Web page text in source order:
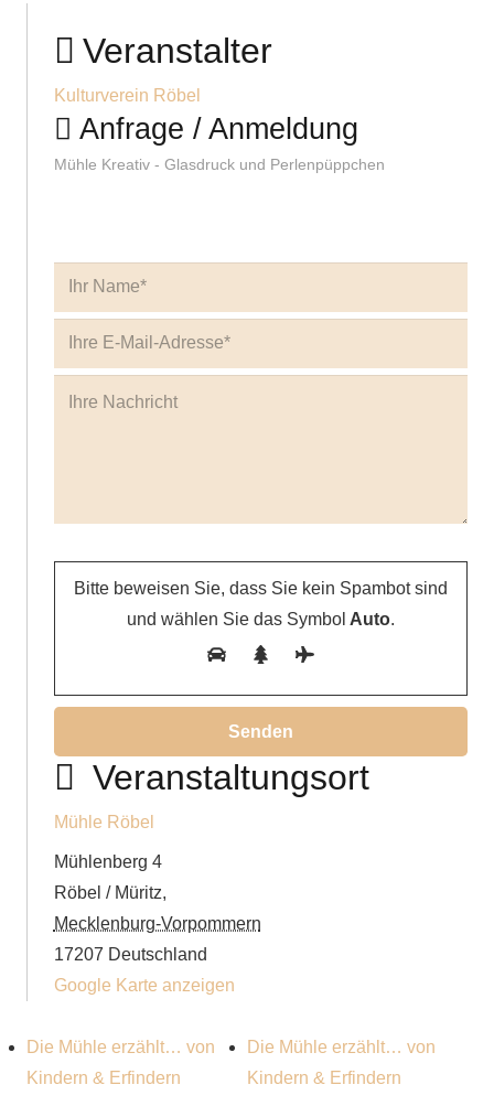
Veranstaltungsort
Mühle Röbel
Mühlenberg 4
Röbel / Müritz,
Mecklenburg-Vorpommern
17207 Deutschland
Google Karte anzeigen
Veranstalter
Kulturverein Röbel
Anfrage / Anmeldung
Bitte beweisen Sie, dass Sie kein Spambot sind
und wählen Sie das Symbol Auto.
Die Mühle erzählt… von
Kindern & Erfindern
Die Mühle erzählt… von
Kindern & Erfindern